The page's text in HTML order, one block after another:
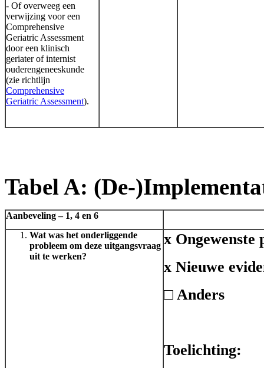
- Of overweeg een
verwijzing voor een
Comprehensive
Geriatric Assessment
door een klinisch
geriater of internist
ouderengeneeskunde
(zie richtlijn
Comprehensive
Geriatric Assessment).
Tabel A: (De-
Aanbeveling – 1, 4 en 6
Wat was het onderliggende
probleem om deze uitgangsvraag
uit te werken?
x
x Nieuwe
□ Anders
Toelichting: